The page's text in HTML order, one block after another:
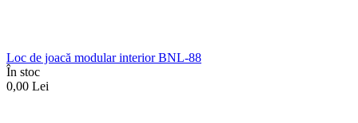
Loc de joacă modular interior BNL-88
În stoc
0,00 Lei